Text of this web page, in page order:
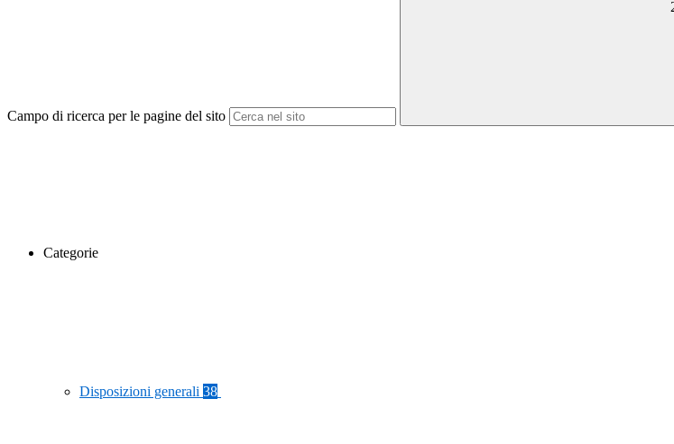
Campo di ricerca per le pagine del sito
Categorie
Disposizioni generali 38